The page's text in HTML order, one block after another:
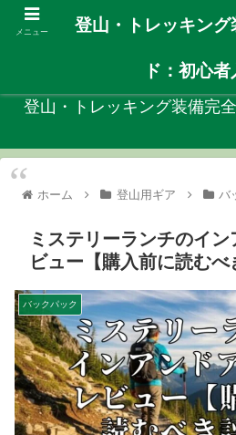
登山・トレッキング装備完
ホーム 登山用ギア バ
ミステリーランチのイ
ビュー【購入前に読むべ
バックパック
メニュー 登山・トレッキング
ド：初心者